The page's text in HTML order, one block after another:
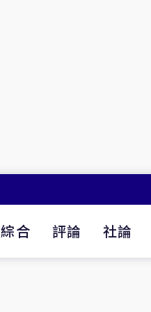
綜合 評論 社論